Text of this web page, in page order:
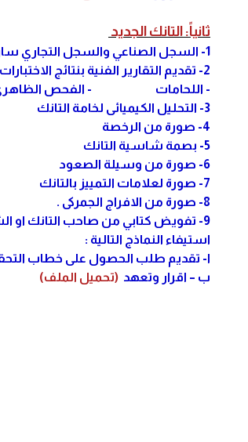
ثانياً: التانك الجديد
1- السجل الصناعي والسجل التجاري ساريا الصلاحية ومذكور بهما الموديل الخاص بالمكونات.
2- تقديم التقارير الفنية بنتائج الاختبارات
- اللحامات - الفحص
3- التحليل الكيميائى لخامة التانك
4- صورة من الرخصة
5- بصمة شاسية التانك
6- صورة من وسيلة الصعود
7- صورة لعلامات التمييز بالتانك
8- صورة من الافراج الجمركى .
9- تفويض كتابي من صاحب التانك او الشركة للشخص المسئول عن تسليم الملف .
استيفاء النماذج التالية :
ا- تقديم طلب الحصول على خطاب
ب – اقرار وتعهد (تحميل الملف)